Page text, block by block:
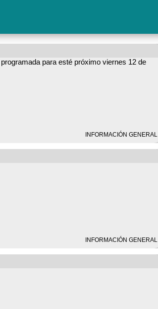
para esté próximo viernes 12 de
INFORMACIÓN GENERAL
INFORMACIÓN GENERAL